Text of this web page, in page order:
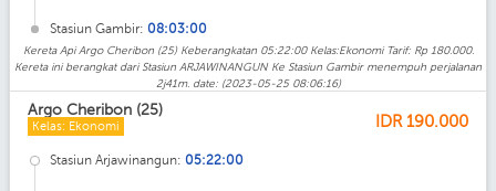
Stasiun Gambir: 08:03:00
Kereta Api Argo Cheribon (25) Keberangkatan 05:22:00 Kelas:Ekonomi Tarif: Rp 180.000.
Kereta ini berangkat dari Stasiun ARJAWINANGUN Ke Stasiun Gambir menempuh perjalanan
2j41m. date: (2023-05-25 08:06:16)
Argo Cheribon (25)
Kelas: Ekonomi IDR 190.000
Stasiun Arjawinangun: 05:22:00